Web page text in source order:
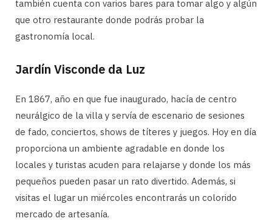
también cuenta con varios bares para tomar algo y algún
que otro restaurante donde podrás probar la
gastronomía local.
Jardín Visconde da Luz
En 1867, año en que fue inaugurado, hacía de centro
neurálgico de la villa y servía de escenario de sesiones
de fado, conciertos, shows de títeres y juegos. Hoy en día
proporciona un ambiente agradable en donde los
locales y turistas acuden para relajarse y donde los más
pequeños pueden pasar un rato divertido. Además, si
visitas el lugar un miércoles encontrarás un colorido
mercado de artesanía.